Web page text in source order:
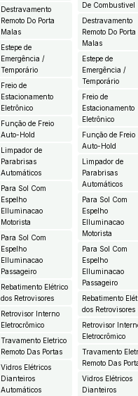
Destravamento
Remoto Do Porta
Malas
Estepe de
Emergência /
Temporário
Freio de
Estacionamento
Eletrônico
Função de Freio
Auto-Hold
Limpador de
Parabrisas
Automáticos
Para Sol Com
Espelho
EIluminacao
Motorista
Para Sol Com
Espelho
EIluminacao
Passageiro
Rebatimento Elétrico
dos Retrovisores
Retrovisor Interno
Eletrocrômico
Travamento Eletrico
Remoto Das Portas
Vidros Elétricos
Dianteiros
Automáticos
De Combustivel
Destravamento
Remoto Do Porta
Malas
Estepe de
Emergência /
Temporário
Freio de
Estacionamento
Eletrônico
Função de Freio
Auto-Hold
Limpador de
Parabrisas
Automáticos
Para Sol Com
Espelho
EIluminacao
Motorista
Para Sol Com
Espelho
EIluminacao
Passageiro
Rebatimento
dos Retrovisores
Retrovisor
Eletrocrômico
Travamento
Remoto Das
Vidros Elétricos
Dianteiros